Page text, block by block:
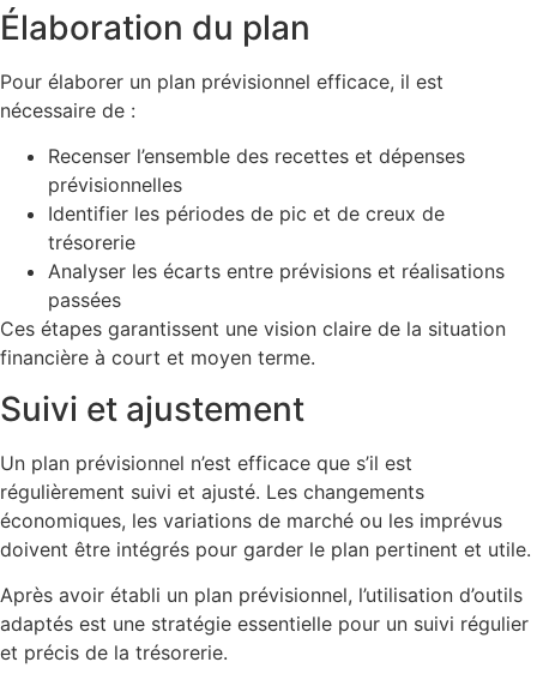
Élaboration du plan
Pour élaborer un plan prévisionnel efficace, il est
nécessaire de :
Recenser l’ensemble des recettes et dépenses
prévisionnelles
Identifier les périodes de pic et de creux de
trésorerie
Analyser les écarts entre prévisions et réalisations
passées
Ces étapes garantissent une vision claire de la situation
financière à court et moyen terme.
Suivi et ajustement
Un plan prévisionnel n’est efficace que s’il est
régulièrement suivi et ajusté. Les changements
économiques, les variations de marché ou les imprévus
doivent être intégrés pour garder le plan pertinent et utile.
Après avoir établi un plan prévisionnel, l’utilisation d’outils
adaptés est une stratégie essentielle pour un suivi régulier
et précis de la trésorerie.